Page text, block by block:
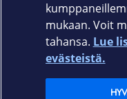
Elisa.fi
mukaan. Voit
tahansa. Lue
evästeistä.